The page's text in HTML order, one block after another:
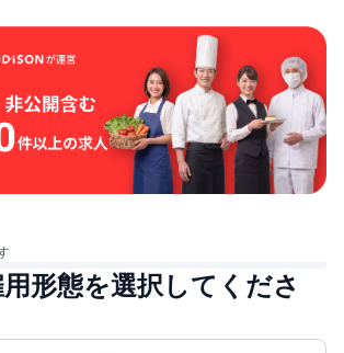
形態を選択してくださ